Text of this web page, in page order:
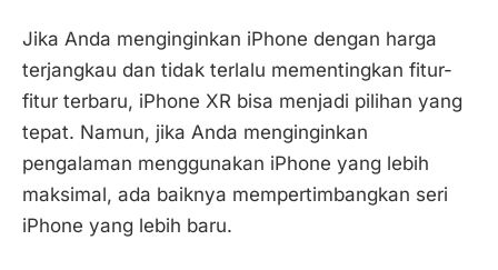
Jika Anda menginginkan iPhone dengan harga
terjangkau dan tidak terlalu mementingkan fitur-
fitur terbaru, iPhone XR bisa menjadi pilihan yang
tepat. Namun, jika Anda menginginkan
pengalaman menggunakan iPhone yang lebih
maksimal, ada baiknya mempertimbangkan seri
iPhone yang lebih baru.